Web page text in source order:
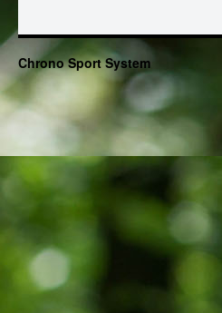
Chrono Sport System